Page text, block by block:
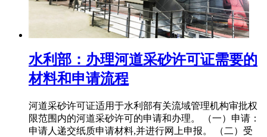
水利部：办理河道采砂许可证需要的
材料和申请流程
河道采砂许可证适用于水利部有关流域管理机构审批权
限范围内的河道采砂许可的申请和办理。 （一）申请：
申请人递交纸质申请材料,并进行网上申报。 （二）受